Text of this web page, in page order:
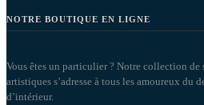
NOTRE BOUTIQUE EN LIGNE
Vous êtes un particulier ? Notre collection
artistiques s’adresse à tous les amoureux du
d’intérieur.